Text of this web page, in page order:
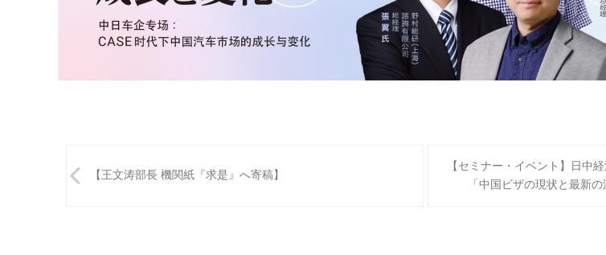
稿
【王文涛部長 機関紙『求是』へ寄稿】
【セミナー・イベント】日中
「中国ビザの現状と最新